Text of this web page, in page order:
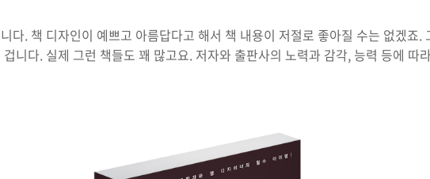
다. 책 디자인이 예쁘고 아름답다고 해서 책 내용이 저절로 좋아질 수는 없겠죠.
니다. 실제 그런 책들도 꽤 많고요. 저자와 출판사의 노력과 감각, 능력 등에 따